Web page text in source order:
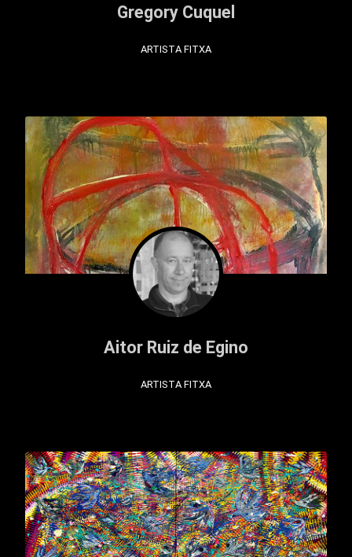
Gregory Cuquel
ARTISTA FITXA
Aitor Ruiz de Egino
ARTISTA FITXA